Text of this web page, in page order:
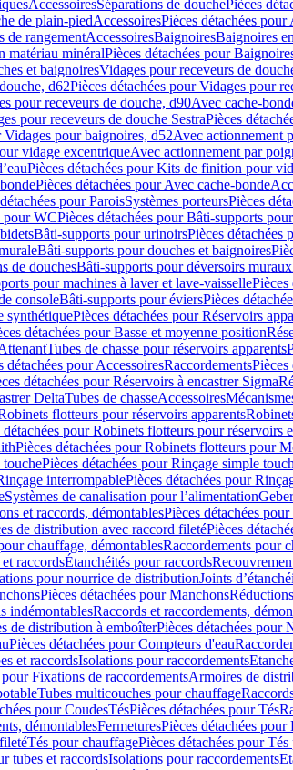
AccessoiresSéparations de douchePièces
de plain-piedAccessoiresPièces détachées pour
de rangementAccessoiresBaignoiresBaignoires
matériau minéralPièces détachées pour
et baignoiresVidages pour receveurs de
d62Pièces détachées pour Vidages pour
pour receveurs de douche, d90Avec cache-
pour receveurs de douche SestraPièces
Vidages pour baignoires, d52Avec actionnement
vidage excentriqueAvec actionnement par
Pièces détachées pour Kits de finition pour
Pièces détachées pour Avec cache-bonde
pour ParoisSystèmes porteursPièces
pour WCPièces détachées pour Bâti-supports
Bâti-supports pour urinoirsPièces détachées
Bâti-supports pour douches et baignoires
de douchesBâti-supports pour déversoirs muraux
pour machines à laver et lave-vaisselle
consoleBâti-supports pour éviersPièces
synthétiquePièces détachées pour Réservoirs
détachées pour Basse et moyenne position
Tubes de chasse pour réservoirs apparents
détachées pour AccessoiresRaccordementsPièces
détachées pour Réservoirs à encastrer Sigma
DeltaTubes de chasseAccessoires
flotteurs pour réservoirs apparents
détachées pour Robinets flotteurs pour réservoirs
Pièces détachées pour Robinets flotteurs pour
touchePièces détachées pour Rinçage simple
interrompablePièces détachées pour
Systèmes de canalisation pour l’alimentation
et raccords, démontablesPièces détachées
de distribution avec raccord filetéPièces
chauffage, démontablesRaccordements pour
raccordsÉtanchéités pour raccords
pour nourrice de distributionJoints
Pièces détachées pour ManchonsRéductions
indémontablesRaccords et raccordements,
de distribution à emboîterPièces détachées pour
Pièces détachées pour Compteurs d'eau
et raccordsIsolations pour raccordements
pour Fixations de raccordementsArmoires de
Tubes multicouches pour chauffage
pour CoudesTésPièces détachées pour Tés
démontablesFermeturesPièces détachées pour
Tés pour chauffagePièces détachées pour
tubes et raccordsIsolations pour raccordements